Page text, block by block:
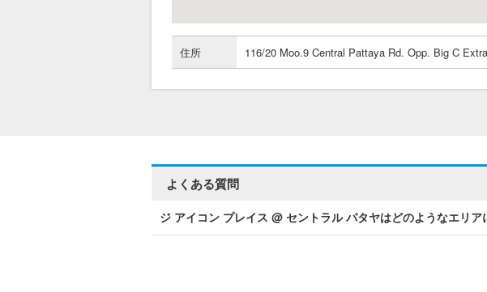
住所 116/20 Moo.9 Central Pattaya Rd. Opp. Big C
よくある質問
ジ アイコン プレイス @ セントラル パタヤはどのようなエリア